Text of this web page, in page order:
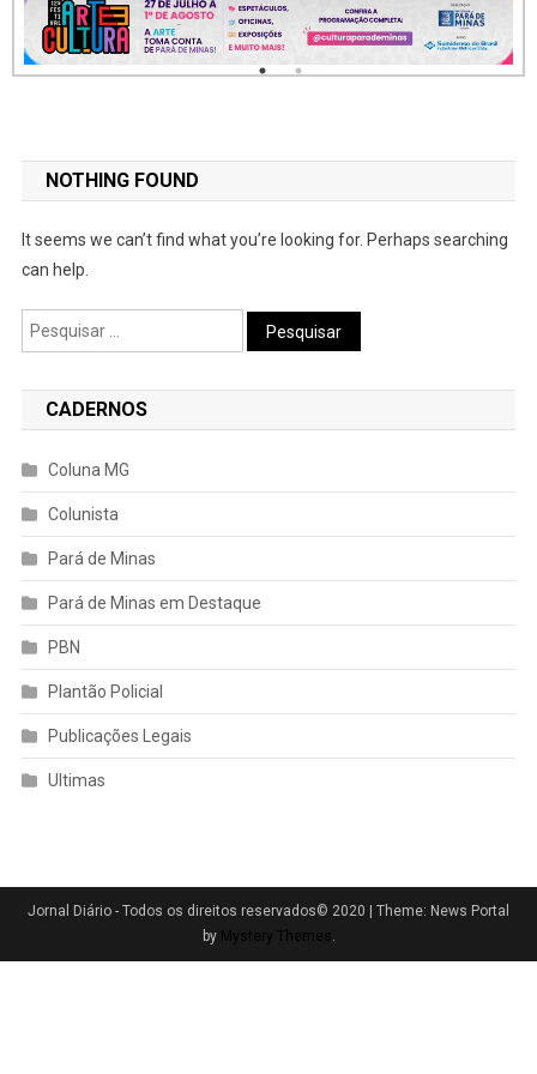
NOTHING FOUND
It seems we can’t find what you’re looking for. Perhaps searching
can help.
Pesquisar
por:
CADERNOS
Coluna MG
Colunista
Pará de Minas
Pará de Minas em Destaque
PBN
Plantão Policial
Publicações Legais
Ultimas
Jornal Diário - Todos os direitos reservados© 2020
Theme: News Portal
by Mystery Themes .